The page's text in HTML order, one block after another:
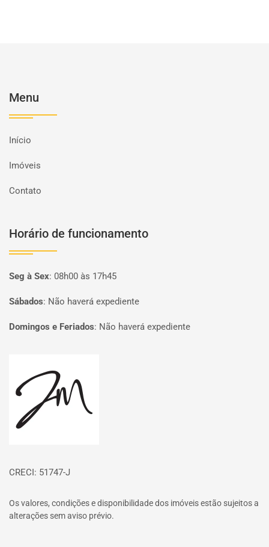
Menu
Início
Imóveis
Contato
Horário de funcionamento
Seg à Sex: 08h00 às 17h45
Sábados: Não haverá expediente
Domingos e Feriados: Não haverá expediente
CRECI: 51747-J
Os valores, condições e disponibilidade dos imóveis estão sujeitos a
alterações sem aviso prévio.